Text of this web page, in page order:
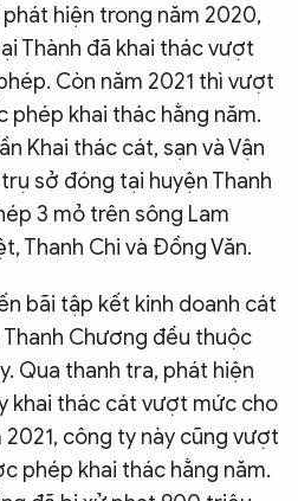
hiện trong năm 2020,
Thành đã khai thác vượt
Còn năm 2021 thì vượt
phép khai thác hằng năm.
Khai thác cát, sạn và Vận
sở đóng tại huyện Thanh
3 mỏ trên sông Lam
Thanh Chi và Đồng Văn.
bãi tập kết kinh doanh cát
Chương đều thuộc
Qua thanh tra, phát hiện
khai thác cát vượt mức cho
2021, công ty này cũng vượt
phép khai thác hằng năm.